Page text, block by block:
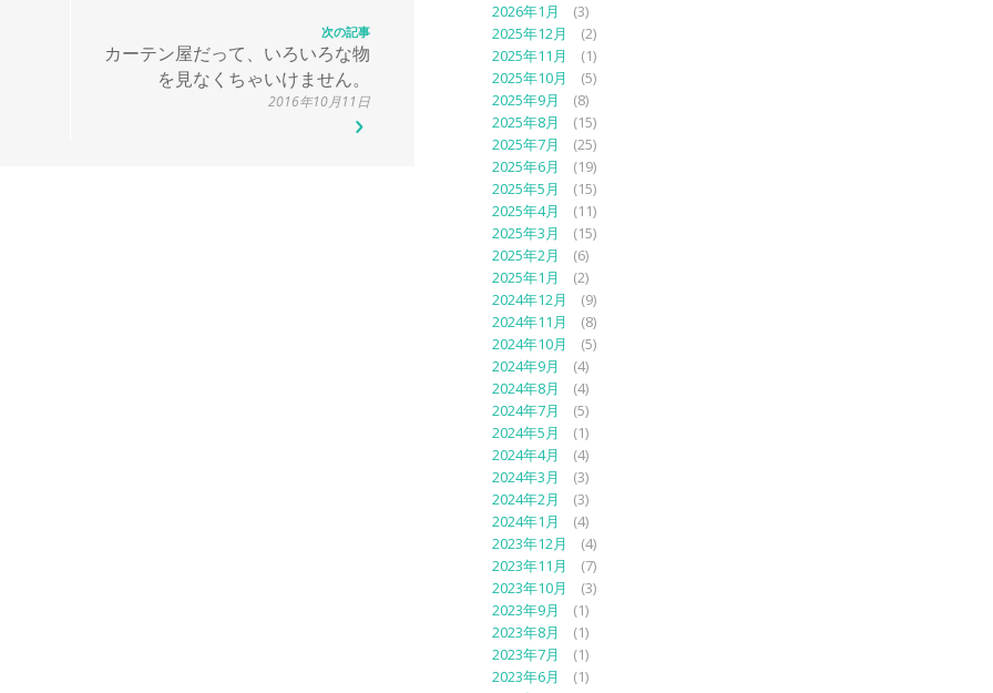
次の記事
カーテン屋だって、いろいろな物
を見なくちゃいけません。
2016年10月11日
2026年1月
(3)
2025年12月
(2)
2025年11月
(1)
2025年10月
(5)
2025年9月
(8)
2025年8月
(15)
2025年7月
(25)
2025年6月
(19)
2025年5月
(15)
2025年4月
(11)
2025年3月
(15)
2025年2月
(6)
2025年1月
(2)
2024年12月
(9)
2024年11月
(8)
2024年10月
(5)
2024年9月
(4)
2024年8月
(4)
2024年7月
(5)
2024年5月
(1)
2024年4月
(4)
2024年3月
(3)
2024年2月
(3)
2024年1月
(4)
2023年12月
(4)
2023年11月
(7)
2023年10月
(3)
2023年9月
(1)
2023年8月
(1)
2023年7月
(1)
2023年6月
(1)